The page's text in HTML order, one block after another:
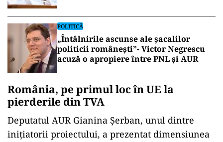
POLITICĂ
„Întâlnirile ascunse ale șacalilor
politicii românești”- Victor Negrescu
acuză o apropiere între PNL și AUR
România, pe primul loc în UE la
pierderile din TVA
Deputatul AUR Gianina Șerban, unul dintre
inițiatorii proiectului, a prezentat dimensiunea